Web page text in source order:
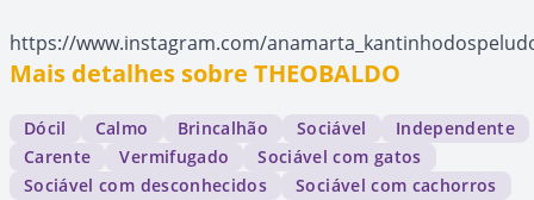
https://www.instagram.com/
Mais detalhes sobre THEOBALDO
Dócil Calmo Brincalhão Sociável
Independente
Carente
Vermifugado
Sociável com gatos
Sociável com desconhecidos
Sociável com cachorros